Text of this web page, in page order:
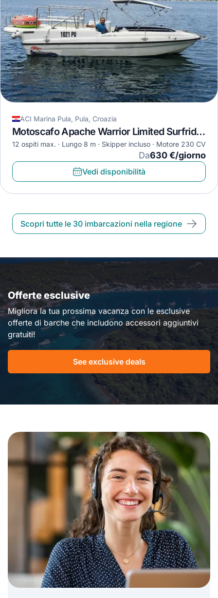
ACI Marina Pula, Pula, Croazia
Motoscafo Apache Warrior Limited Surfrider 27 · 2019
12 ospiti max. Lungo 8 m Skipper incluso Motore 230 CV
Da630 €/giorno
Vedi disponibilità
Scopri tutte le 30 imbarcazioni nella regione
Offerte esclusive
Migliora la tua prossima vacanza con le esclusive
offerte di barche che includono accessori aggiuntivi
gratuiti!
See exclusive deals